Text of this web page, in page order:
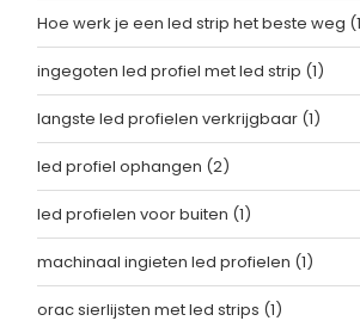
Hoe werk je een led strip het beste weg
ingegoten led profiel met led strip (1)
langste led profielen verkrijgbaar (1)
led profiel ophangen (2)
led profielen voor buiten (1)
machinaal ingieten led profielen (1)
orac sierlijsten met led strips (1)